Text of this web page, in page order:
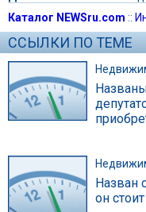
Каталог NEWSru.com ::
ССЫЛКИ ПО ТЕМЕ
Назван
он